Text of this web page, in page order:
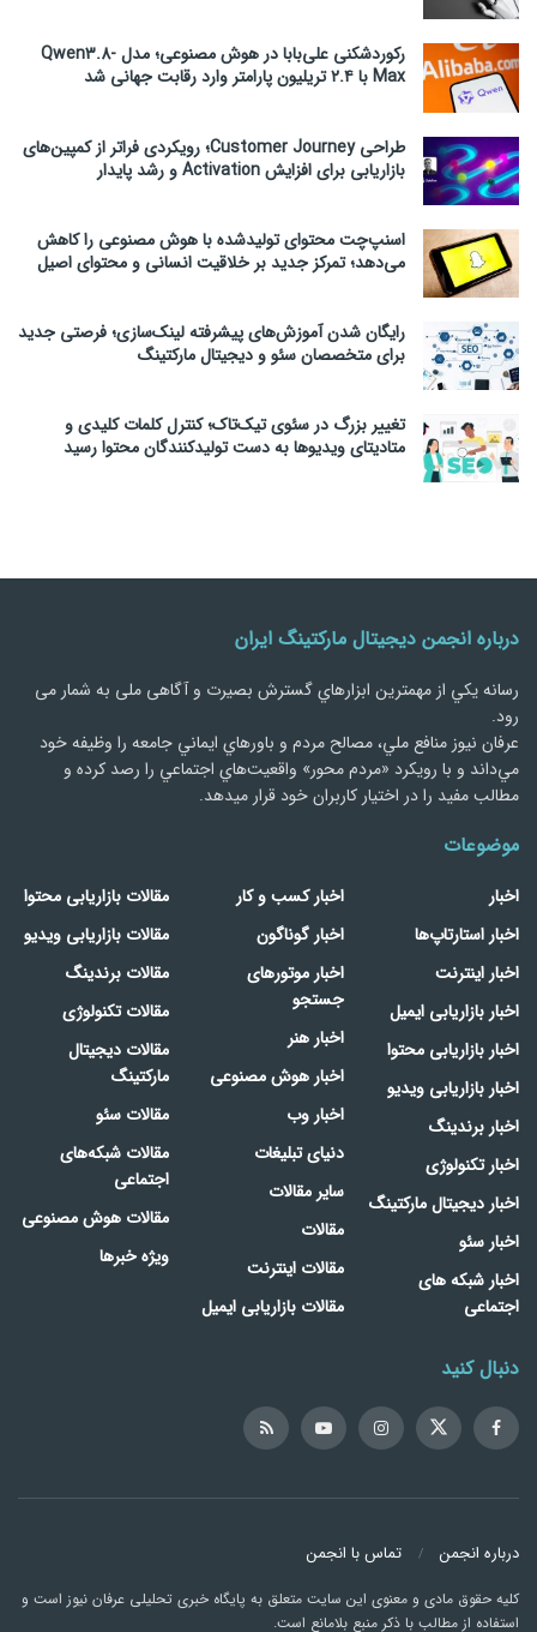
رکوردشکنی علی‌بابا در هوش مصنوعی؛ مدل Qwen3.8-
Max با ۲.۴ تریلیون پارامتر وارد رقابت جهانی شد
طراحی Customer Journey؛ رویکردی فراتر از کمپین‌های
بازاریابی برای افزایش Activation و رشد پایدار
اسنپ‌چت محتوای تولیدشده با هوش مصنوعی را کاهش
می‌دهد؛ تمرکز جدید بر خلاقیت انسانی و محتوای اصیل
رایگان شدن آموزش‌های پیشرفته لینک‌سازی؛ فرصتی جدید
برای متخصصان سئو و دیجیتال مارکتینگ
تغییر بزرگ در سئوی تیک‌تاک؛ کنترل کلمات کلیدی و
متادیتای ویدیوها به دست تولیدکنندگان محتوا رسید
درباره انجمن دیجیتال مارکتینگ ایران
رسانه يكي از مهمترین ابزارهاي گسترش بصیرت و آگاهی ملی به شمار می
رود.
عرفان نیوز منافع ملي، مصالح مردم و باورهاي ايماني جامعه را وظيفه خود
مي‌داند و با رويكرد «مردم‌ محور» واقعيت‌هاي اجتماعي را رصد کرده و
مطالب مفید را در اختیار کاربران خود قرار میدهد.
موضوعات
اخبار
اخبار استارتاپ‌ها
اخبار اینترنت
اخبار بازاریابی ایمیل
اخبار بازاریابی محتوا
اخبار بازاریابی ویدیو
اخبار برندینگ
اخبار تکنولوژی
اخبار دیجیتال مارکتینگ
اخبار سئو
اخبار شبکه های
اجتماعی
اخبار کسب و کار
اخبار گوناگون
اخبار موتورهای
جستجو
اخبار هنر
اخبار هوش مصنوعی
اخبار وب
دنیای تبلیغات
سایر مقالات
مقالات
مقالات اینترنت
مقالات بازاریابی ایمیل
مقالات بازاریابی محتوا
مقالات بازاریابی ویدیو
مقالات برندینگ
مقالات تکنولوژی
مقالات دیجیتال
مارکتینگ
مقالات سئو
مقالات شبکه‌های
اجتماعی
مقالات هوش مصنوعی
ویژه خبرها
دنبال کنید
درباره انجمن تماس با انجمن
کلیه حقوق مادی و معنوی این سایت متعلق به پایگاه خبری تحلیلی عرفان نیوز است و
استفاده از مطالب با ذکر منبع بلامانع است.